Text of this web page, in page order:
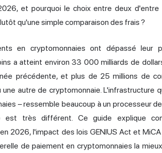
et pourquoi le choix entre deux
qu'une simple comparaison des frais ?
en cryptomonnaies ont dépassé leur
a atteint environ 33 000 milliards de
précédente, et plus de 25 millions de
autre de cryptomonnaie. L'infrastructure
– ressemble beaucoup à un processeur
est très différent. Ce guide explique
2026, l'impact des lois GENIUS Act et
de paiement en cryptomonnaies la